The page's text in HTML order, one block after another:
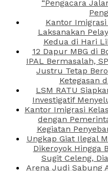
“Pengacara
Kantor
Laksanakan
Kedua di Hari
12 Dapur MBG di
IPAL Bermasalah,
Justru Tetap
Ketegasan
LSM RATU
Investigatif
Kantor Imigrasi
dengan
Kegiatan
Ungkap Giat Ilegal
Dikeroyok Hingga
Sugit Celeng,
Arena Judi Sabung